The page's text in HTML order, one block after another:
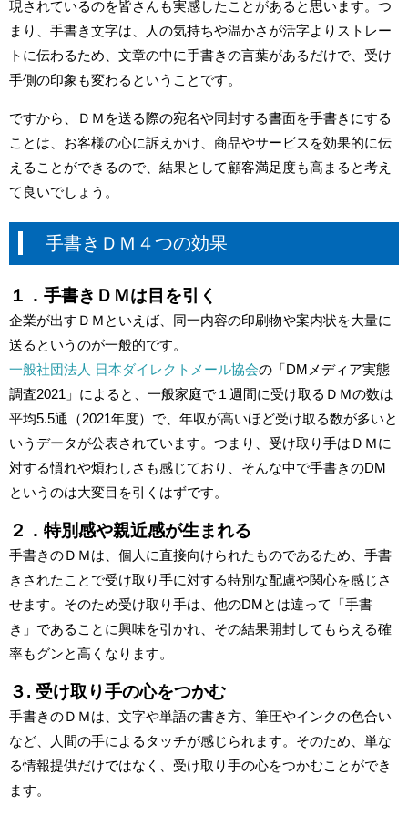
現されているのを皆さんも実感したことがあると思います。つ
まり、手書き文字は、人の気持ちや温かさが活字よりストレー
トに伝わるため、文章の中に手書きの言葉があるだけで、受け
手側の印象も変わるということです。
ですから、ＤＭを送る際の宛名や同封する書面を手書きにする
ことは、お客様の心に訴えかけ、商品やサービスを効果的に伝
えることができるので、結果として顧客満足度も高まると考え
て良いでしょう。
手書きＤＭ４つの効果
１．手書きＤＭは目を引く
企業が出すＤＭといえば、同一内容の印刷物や案内状を大量に
送るというのが一般的です。
一般社団法人 日本ダイレクトメール協会の「DMメディア実態
調査2021」によると、一般家庭で１週間に受け取るＤＭの数は
平均5.5通（2021年度）で、年収が高いほど受け取る数が多いと
いうデータが公表されています。つまり、受け取り手はＤＭに
対する慣れや煩わしさも感じており、そんな中で手書きのDM
というのは大変目を引くはずです。
２．特別感や親近感が生まれる
手書きのＤＭは、個人に直接向けられたものであるため、手書
きされたことで受け取り手に対する特別な配慮や関心を感じさ
せます。そのため受け取り手は、他のDMとは違って「手書
き」であることに興味を引かれ、その結果開封してもらえる確
率もグンと高くなります。
３. 受け取り手の心をつかむ
手書きのＤＭは、文字や単語の書き方、筆圧やインクの色合い
など、人間の手によるタッチが感じられます。そのため、単な
る情報提供だけではなく、受け取り手の心をつかむことができ
ます。